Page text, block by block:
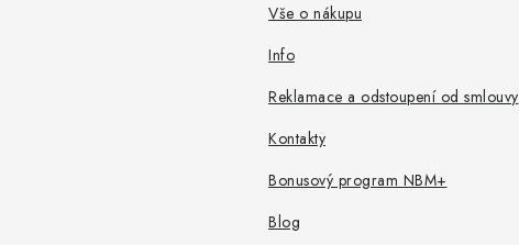
Vše o nákupu
Info
Reklamace a odstoupení od smlouvy
Kontakty
Bonusový program NBM+
Blog